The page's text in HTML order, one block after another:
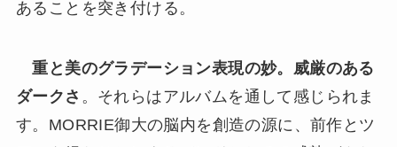
あることを突き付ける。
重と美のグラデーション表現の妙。威厳のある
ダークさ 。それらはアルバムを通して感じられま
す。MORRIE御大の脳内を創造の源に、前作とツ